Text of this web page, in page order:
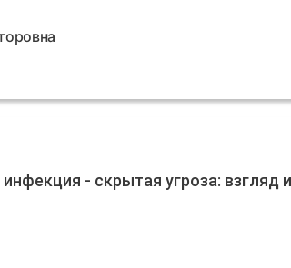
- скрытая угроза: взгляд